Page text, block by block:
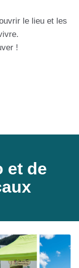
le lieu et les
!
et de